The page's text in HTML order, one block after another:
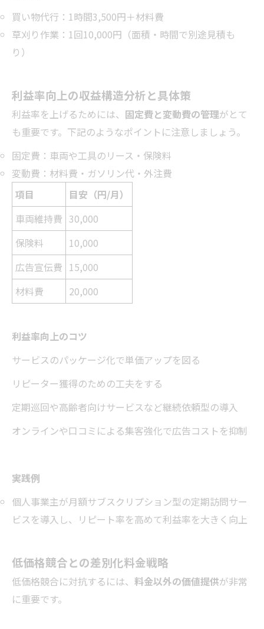
買い物代行：1時間3,500円＋材料費
草刈り作業：1回10,000円（面積・時間で別途見積も
り）
利益率向上の収益構造分析と具体策
利益率を上げるためには、 固定費と変動費の管理がとて
も重要です。下記のようなポイントに注意しましょう。
固定費：車両や工具のリース・保険料
変動費：材料費・ガソリン代・外注費
項目
目安（円/月）
車両維持費 30,000
保険料
10,000
広告宣伝費 15,000
材料費
20,000
利益率向上のコツ
サービスのパッケージ化で単価アップを図る
リピーター獲得のための工夫をする
定期巡回や高齢者向けサービスなど継続依頼型の導入
オンラインや口コミによる集客強化で広告コストを抑制
実践例
個人事業主が月額サブスクリプション型の定期訪問サー
ビスを導入し、リピート率を高めて利益率を大きく向上
低価格競合との差別化料金戦略
低価格競合に対抗するには、 料金以外の価値提供が非常
に重要です。